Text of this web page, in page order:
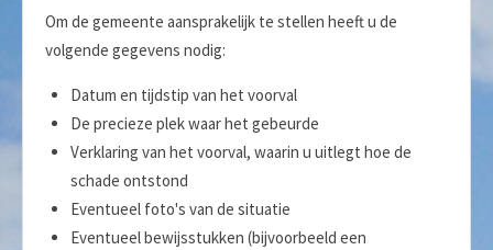
Om de gemeente aansprakelijk te stellen heeft u de
volgende gegevens nodig:
Datum en tijdstip van het voorval
De precieze plek waar het gebeurde
Verklaring van het voorval, waarin u uitlegt hoe de
schade ontstond
Eventueel foto's van de situatie
Eventueel bewijsstukken (bijvoorbeeld een